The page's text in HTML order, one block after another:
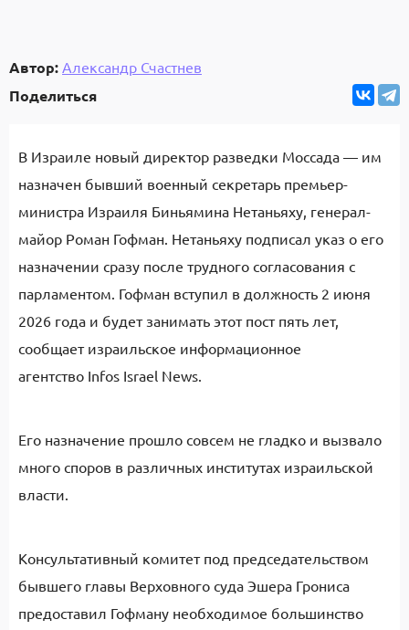
Автор: Александр Счастнев
Поделиться
В Израиле новый директор разведки Моссада — им
назначен бывший военный секретарь премьер-
министра Израиля Биньямина Нетаньяху, генерал-
майор Роман Гофман. Нетаньяху подписал указ о его
назначении сразу после трудного согласования с
парламентом. Гофман вступил в должность 2 июня
2026 года и будет занимать этот пост пять лет,
сообщает израильское информационное
агентство Infos Israel News.
Его назначение прошло совсем не гладко и вызвало
много споров в различных институтах израильской
власти.
Консультативный комитет под председательством
бывшего главы Верховного суда Эшера Грониса
предоставил Гофману необходимое большинство